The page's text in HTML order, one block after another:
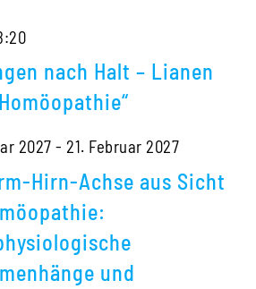
nach Halt – Lianen
2027 -21. Februar 2027
Hirn-Achse aus Sicht
und